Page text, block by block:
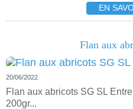
EN
Flan aux
20/06/2022
Flan aux abricots SG SL
200gr...